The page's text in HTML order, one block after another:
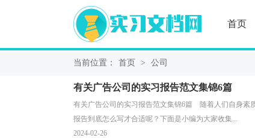
首页
当前位置： 首页 > 公司
有关广告公司的实习报告范文集锦6篇
有关广告公司的实习报告范文集锦6篇 随着人们自身素
报告到底怎么写才合适呢？下面是小编为大家收集...
2024-02-26